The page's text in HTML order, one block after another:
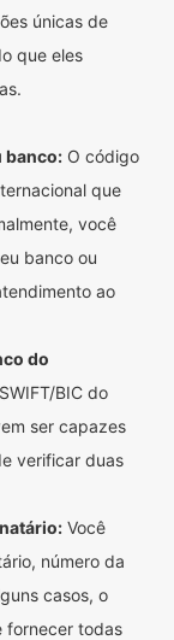
únicas de
que eles
banco: O código
que
você
banco ou
ao
do
BIC do
ser capazes
verificar duas
Você
número da
casos, o
fornecer todas